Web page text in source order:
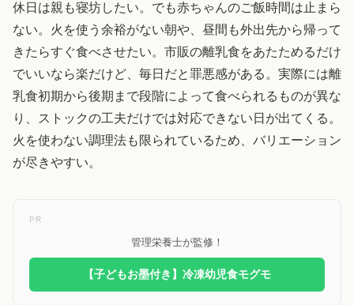
休日は親も寝坊したい。でも赤ちゃんのご飯時間は止まら
ない。火を使う余裕がない朝や、昼間も外出先から帰って
きたらすぐ食べさせたい。市販の離乳食をあたためるだけ
でいいなら楽だけど、毎日だと罪悪感がある。実際には離
乳食初期から後期まで段階によって食べられるものが異な
り、ストックの工夫だけでは対応できない日が出てくる。
火を使わない調理法も限られているため、バリエーション
が尽きやすい。
PR
管理栄養士が監修！
【子どもお墨付き】冷凍幼児食モグモ